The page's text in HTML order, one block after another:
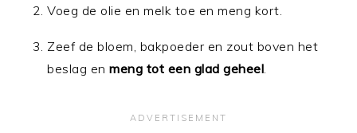
Voeg de olie en melk toe en meng kort.
Zeef de bloem, bakpoeder en zout boven het
beslag enmeng tot een glad geheel